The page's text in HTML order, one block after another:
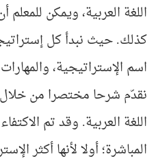
اللغة العربية، ويمكن
كذلك. حيث نبدأ كل
اسم الإستراتيجية،
نقدّم شرحا مختصرا من
اللغة العربية. وقد تم
المباشرة؛ أولا لأنها أكثر